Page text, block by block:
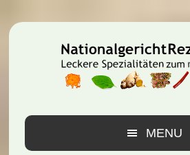
Hauptnavigation
Inhalt
Seitenspalte
MENU